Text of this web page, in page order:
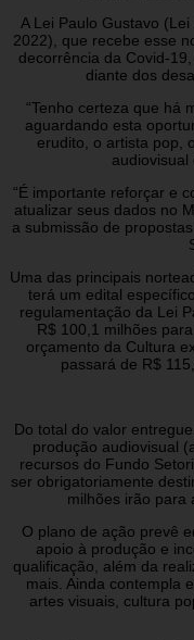
A Lei Paulo Gustavo
2022), que recebe esse
decorrência da Covid-
diante dos
“Tenho certeza que há
aguardando esta
erudito, o artista pop,
audiovisual
“É importante reforçar e
atualizar seus dados no
a submissão de
Uma das principais
terá um edital
regulamentação da Lei
R$ 100,1 milhões
orçamento da Cultura
passará de R$
Do total do valor
produção audiovisual
recursos do Fundo
ser obrigatoriamente
milhões irão para
O plano de ação prevê
apoio à produção e
qualificação, além da
mais. Ainda contempla
artes visuais, cultura